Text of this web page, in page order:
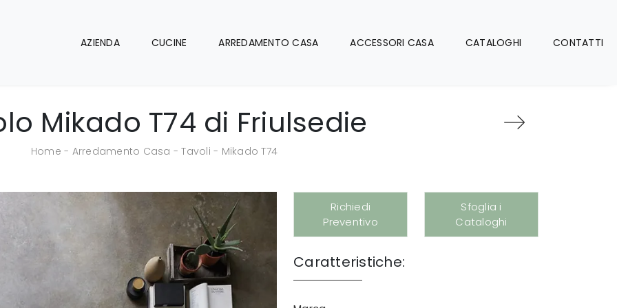
AZIENDA CUCINE ARREDAMENTO CASA ACCESSORI CASA CATALOGHI CONTATTI
Mikado T74 di Friulsedie
Home - Arredamento Casa -Tavoli - Mikado T74
Richiedi
Preventivo
Sfoglia i
Cataloghi
Caratteristiche: